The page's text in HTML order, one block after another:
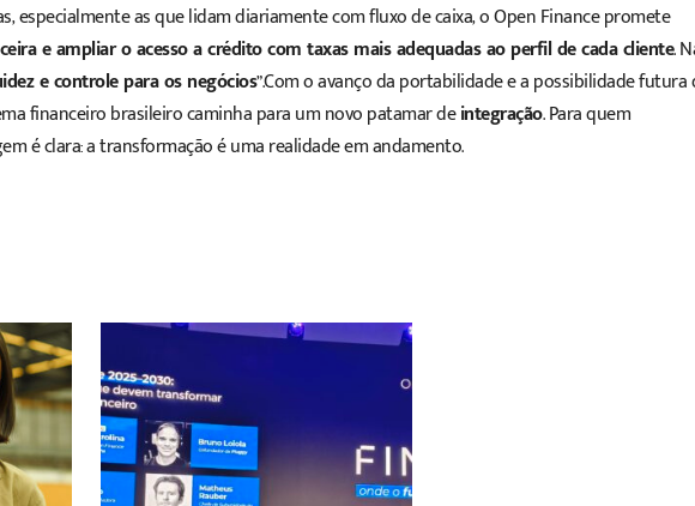
especialmente as que lidam diariamente com fluxo de caixa, o Open Finance promete
e ampliar o acesso a crédito com taxas mais adequadas ao perfil de cada cliente.
e controle para os negócios”.Com o avanço da portabilidade e a possibilidade futura
financeiro brasileiro caminha para um novo patamar deintegração. Para quem
é clara: a transformação é uma realidade em andamento.